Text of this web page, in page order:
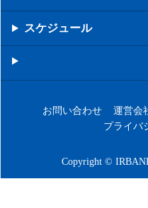
スケジュール
お問い合わせ 運営会
プライバ
Copyright ©